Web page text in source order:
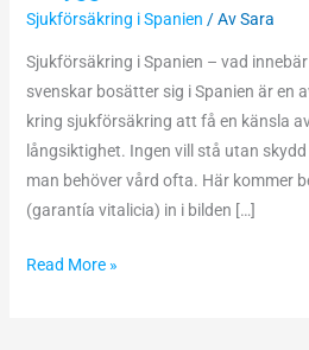
Sjukförsäkring i Spanien / AvSara
Sjukförsäkring i Spanien – vad
svenskar bosätter sig i Spanien är en
kring sjukförsäkring att få en känsla
långsiktighet. Ingen vill stå utan
man behöver vård ofta. Här kommer
(garantía vitalicia) in i bilden […]
–
trygghet
svenskar
Read More »